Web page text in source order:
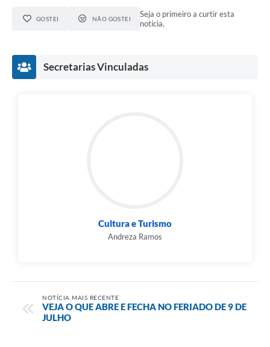
GOSTEI NÃO GOSTEI
Seja o primeiro a curtir esta
notícia.
Secretarias Vinculadas
Cultura e Turismo
Andreza Ramos
NOTÍCIA MAIS RECENTE
VEJA O QUE ABRE E FECHA NO FERIADO DE 9 DE
JULHO